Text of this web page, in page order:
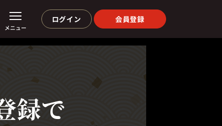
メニュー
ログイン 会員登録
録で